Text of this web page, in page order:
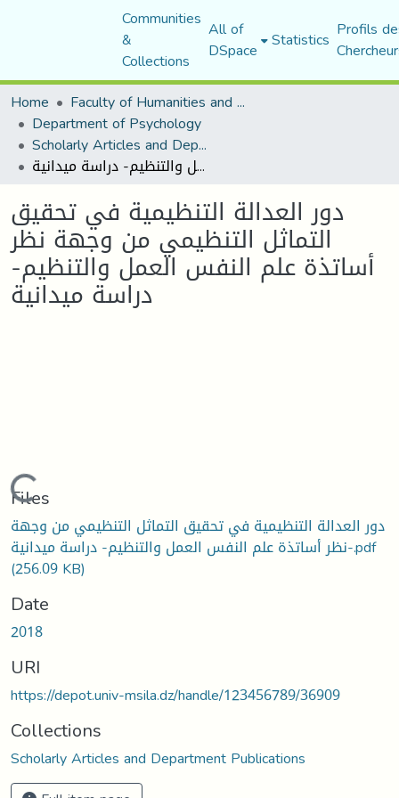
Communities
&
Collections
All of
DSpace Statistics Profils
Home
Faculty of Humanities and Social Sciences
Department of Psychology
Scholarly Articles and Department Publications
دور العدالة التنظيمية في تحقيق التماثل التنظيمي من وجهة نظر أساتذة علم النفس العمل والتنظيم- دراسة ميدانية
دور العدالة التنظيمية في تحقيق
التماثل التنظيمي من وجهة نظر
أساتذة علم النفس العمل والتنظيم-
دراسة ميدانية
Loading...
Files
دور العدالة التنظيمية في تحقيق التماثل التنظيمي من وجهة
نظر أساتذة علم النفس العمل والتنظيم- دراسة ميدانية-.pdf
(256.09 KB)
Date
2018
URI
https://depot.univ-msila.dz/handle/123456789/36909
Collections
Scholarly Articles and Department Publications